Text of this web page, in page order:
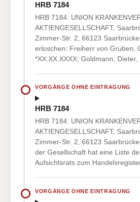
HRB 7184
HRB 7184: UNION
AKTIENGESELLSCHAFT,
Zimmer-Str. 2, 66123
erloschen: Freiherr von Gruben,
*XX.XX.XXXX; Goldmann, Dieter,
VORGÄNGE OHNE EINTRAGUNG
HRB 7184
HRB 7184: UNION
AKTIENGESELLSCHAFT,
Zimmer-Str. 2, 66123
der Gesellschaft hat eine Liste
Aufsichtsrats zum
VORGÄNGE OHNE EINTRAGUNG